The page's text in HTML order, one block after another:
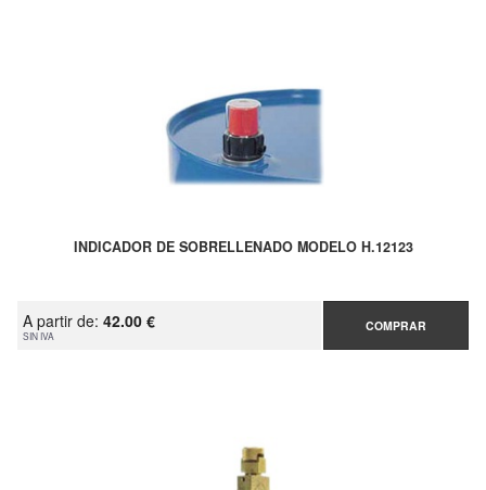
INDICADOR DE SOBRELLENADO MODELO H.12123
A partir de: 42.00 €
SIN IVA
COMPRAR